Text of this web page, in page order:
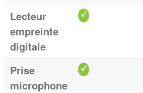
Lecteur
empreinte
digitale
Prise
microphone